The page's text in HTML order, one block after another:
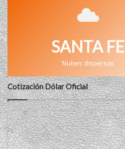
SANTA FE
Nubes dispersas
Cotización Dólar Oficial